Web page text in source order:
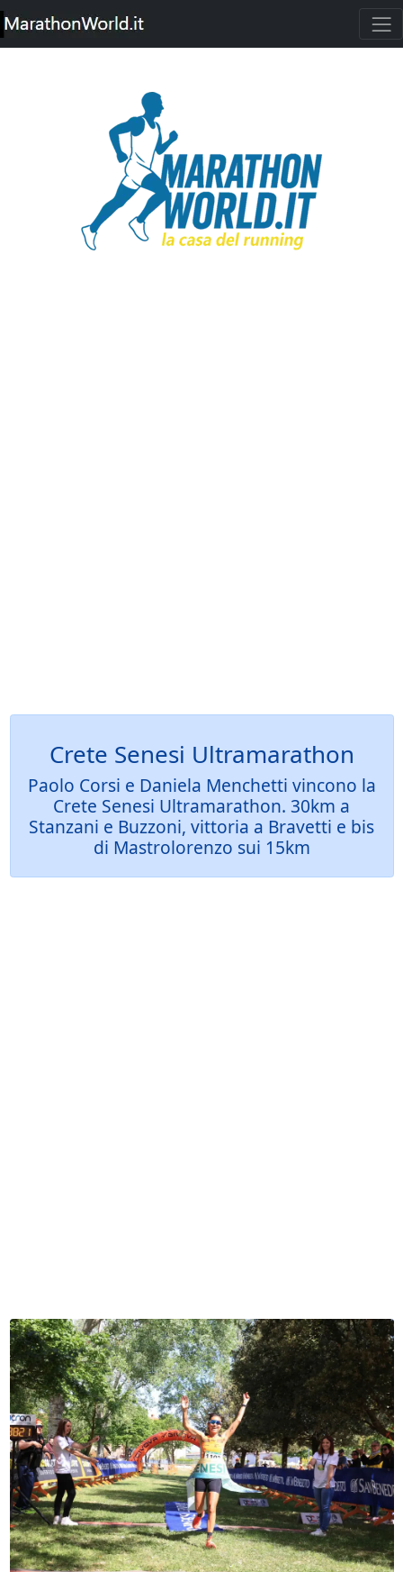
Crete Senesi Ultramarathon
Paolo Corsi e Daniela Menchetti vincono la
Crete Senesi Ultramarathon. 30km a
Stanzani e Buzzoni, vittoria a Bravetti e bis
di Mastrolorenzo sui 15km